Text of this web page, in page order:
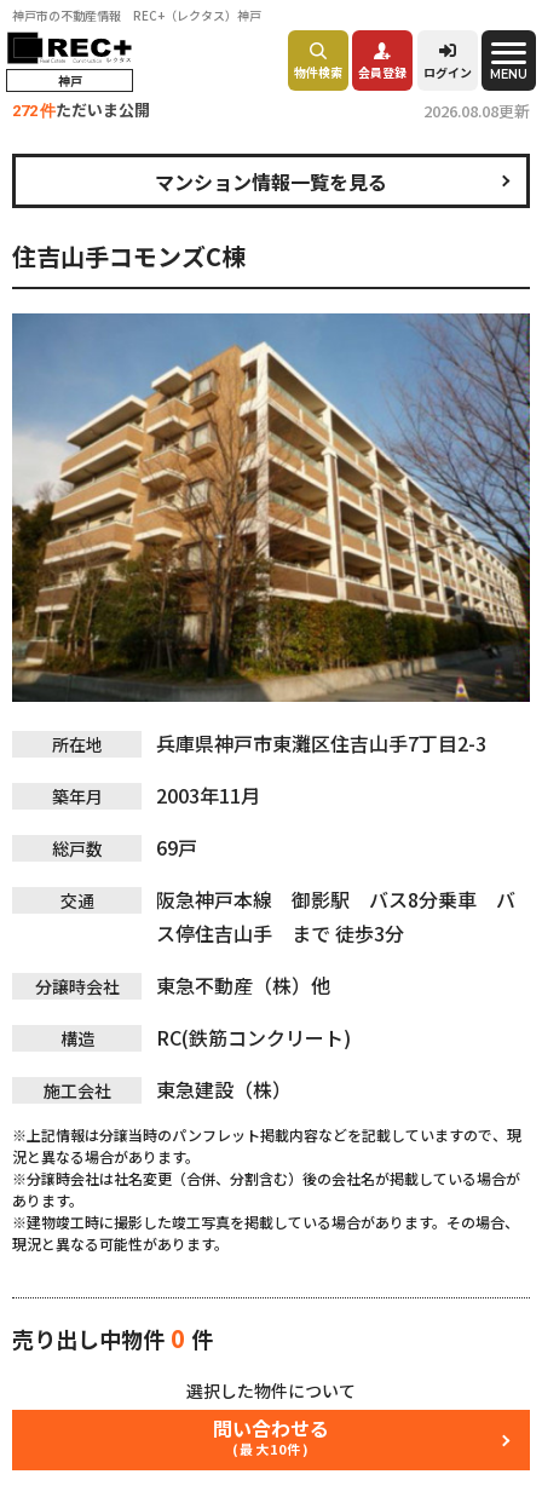
神戸市の不動産情報 REC+（レクタス）神戸
神戸 物件検索 会員登録 ログイン MENU
272 件ただいま公開 2026.08.08更新
住吉山手コモンズC棟
マンション情報一覧を見る
所在地 兵庫県神戸市東灘区住吉山手7丁目2-3
築年月 2003年11月
総戸数 69戸
交通
阪急神戸本線 御影駅 バス8分乗車 バ
ス停住吉山手 まで 徒歩3分
分譲時会社 東急不動産（株）他
構造 RC(鉄筋コンクリート)
施工会社 東急建設（株）
※上記情報は分譲当時のパンフレット掲載内容などを記載していますので、現
況と異なる場合があります。
※分譲時会社は社名変更（合併、分割含む）後の会社名が掲載している場合が
あります。
※建物竣工時に撮影した竣工写真を掲載している場合があります。その場合、
現況と異なる可能性があります。
売り出し中物件 0 件
選択した物件について
問い合わせる
(最大10件)